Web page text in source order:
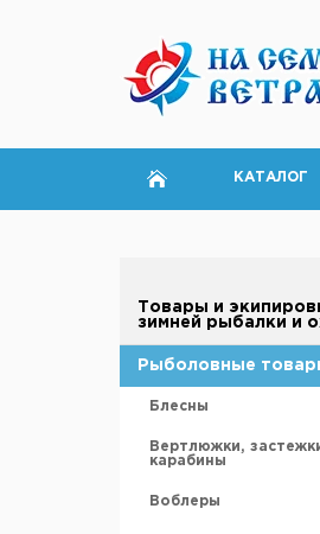
КАТАЛОГ
Товары и
зимней рыбалки и
Палатки для зимней
Полы для зимней
Аксессуары для
Рыболовные
Блесны
Вертлюжки,
карабины
Воблеры